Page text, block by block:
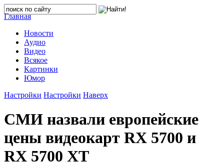
Главная
Новости
Аудио
Видео
Всякое
Картинки
Юмор
Настройки Настройки Наверх
СМИ назвали европейские
цены видеокарт RX 5700 и
RX 5700 XT